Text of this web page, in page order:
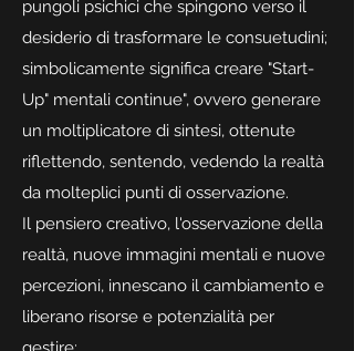
pungoli psichici che spingono verso il
desiderio di trasformare le consuetudini;
simbolicamente significa creare "Start-
Up" mentali continue", ovvero generare
un moltiplicatore di sintesi, ottenute
riflettendo, sentendo, vedendo la realtà
da molteplici punti di osservazione.
Il pensiero creativo, l'osservazione della
realtà, nuove immagini mentali e nuove
percezioni, innescano il cambiamento e
liberano risorse e potenzialità per